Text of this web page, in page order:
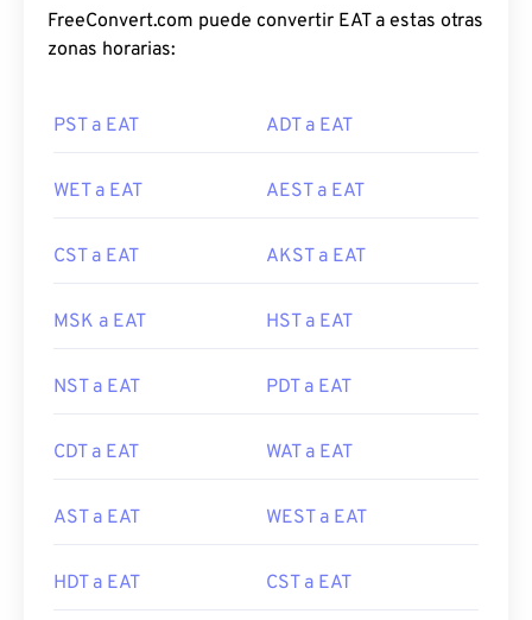
FreeConvert.com puede convertir EAT a estas otras
zonas horarias:
PST a EAT ADT a EAT
WET a EAT AEST a EAT
CST a EAT AKST a EAT
MSK a EAT HST a EAT
NST a EAT PDT a EAT
CDT a EAT WAT a EAT
AST a EAT WEST a EAT
HDT a EAT CST a EAT